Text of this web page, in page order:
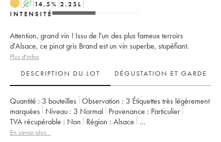
A 14.5% 2.25 L
INTENSITÉ
Attention, grand vin ! Issu de l'un des plus fameux terroirs
d'Alsace, ce pinot gris Brand est un vin superbe, stupéfiant.
Plus d'infos
DESCRIPTION DU LOT
DÉGUSTATION ET GARDE
Quantité : 3 bouteilles Observation : 3 Étiquettes très légèrement
marquées
Niveau : 3 Normal Provenance : particulier
TVA récupérable :
non Région :
Alsace
Appellation :
En savoir plus...